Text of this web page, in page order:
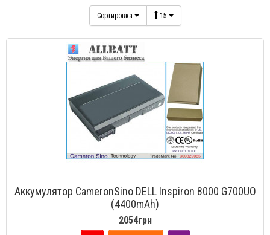
Сортировка 15
Аккумулятор CameronSino DELL Inspiron 8000 G700UO
(4400mAh)
2054грн